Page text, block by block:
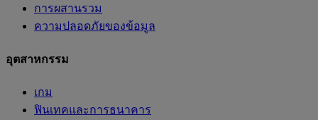
การผสานรวม
ความปลอดภัยของข้อมูล
อุตสาหกรรม
เกม
ฟินเทคและการธนาคาร